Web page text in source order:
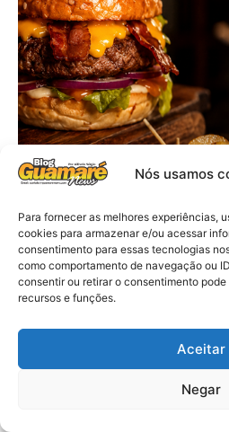
Nós usamos
Para fornecer as melhores experiências,
cookies para armazenar e/ou acessar
consentimento para essas tecnologias
como comportamento de navegação ou
consentir ou retirar o consentimento
recursos e funções.
Aceitar
Negar